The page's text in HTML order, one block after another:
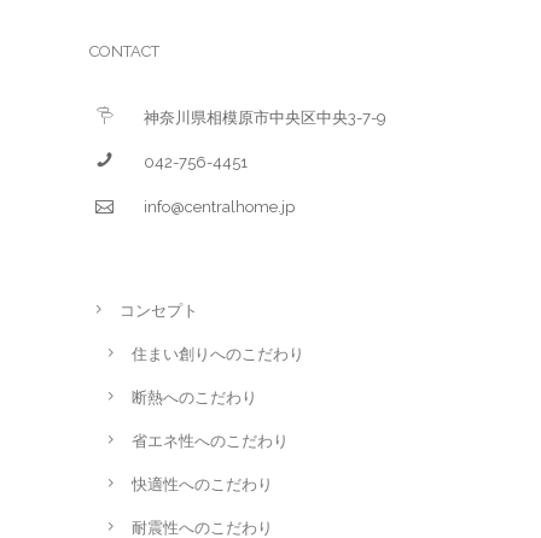
CONTACT
神奈川県相模原市中央区中央3-7-9
042-756-4451
info@centralhome.jp
コンセプト
住まい創りへのこだわり
断熱へのこだわり
省エネ性へのこだわり
快適性へのこだわり
耐震性へのこだわり